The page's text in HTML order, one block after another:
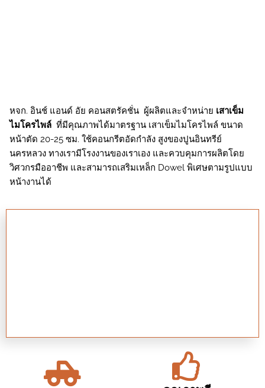
หจก. อินช์ แอนด์ อัย คอนสตรัคชั่น ผู้ผลิตและจำหน่าย เสาเข็ม
ไมโครไพล์ ที่มีคุณภาพได้มาตรฐาน เสาเข็มไมโครไพล์ ขนาด
หน้าตัด 20-25 ซม. ใช้คอนกรีตอัดกำลัง สูงของปูนอินทรีย์
นครหลวง ทางเรามีโรงงานของเราเอง และควบคุมการผลิตโดย
วิศวกรมืออาชีพ และสามารถเสริมเหล็ก Dowel พิเศษตามรูปแบบ
หน้างานได้